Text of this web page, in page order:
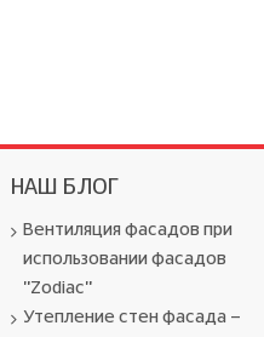
НАШ БЛОГ
Вентиляция фасадов при
использовании фасадов
"Zodiac"
Утепление стен фасада -